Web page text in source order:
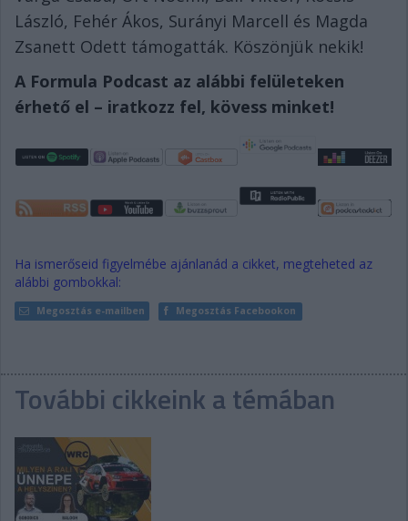
László, Fehér Ákos, Surányi Marcell és Magda
Zsanett Odett támogatták. Köszönjük nekik!
A Formula Podcast az alábbi felületeken
érhető el – iratkozz fel, kövess minket!
Ha ismerőseid figyelmébe ajánlanád a cikket, megteheted az
alábbi gombokkal:
Megosztás e-mailben Megosztás Facebookon
További cikkeink a témában